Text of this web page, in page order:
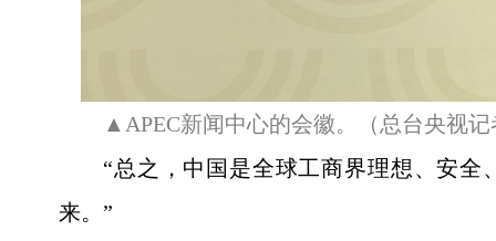
▲APEC新闻中心的会徽。（总台央视
“总之，中国是全球工商界理想、安
来。”